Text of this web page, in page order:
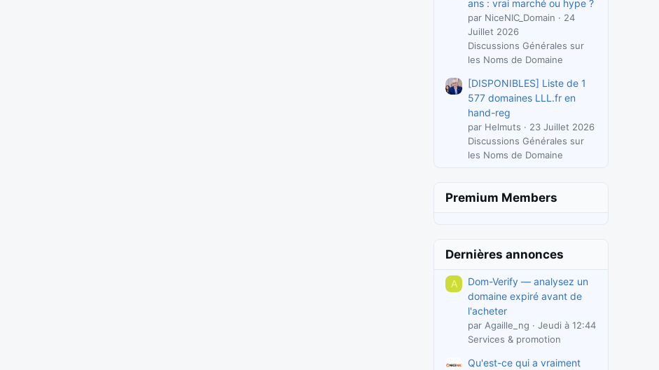
ans : vrai marché ou hype ?
par NiceNIC_Domain
24
Juillet 2026
Discussions Générales sur
les Noms de Domaine
[DISPONIBLES] Liste de 1
577 domaines LLL.fr en
hand-reg
par Helmuts
23 Juillet 2026
Discussions Générales sur
les Noms de Domaine
Premium Members
Dernières annonces
A
Dom-Verify — analysez un
domaine expiré avant de
l'acheter
par Agaille_ng
Jeudi à 12:44
Services & promotion
Qu'est-ce qui a vraiment